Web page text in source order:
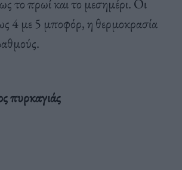
4 με 5 μποφόρ, η θερμοκρασία
πυρκαγιάς